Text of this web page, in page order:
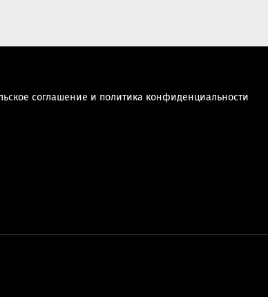
соглашение и политика конфиденциальности